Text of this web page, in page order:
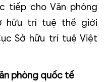
tiếp cho Văn phòng
hữu trí tuệ thế giới
Sở hữu trí tuệ Việt
phòng quốc tế